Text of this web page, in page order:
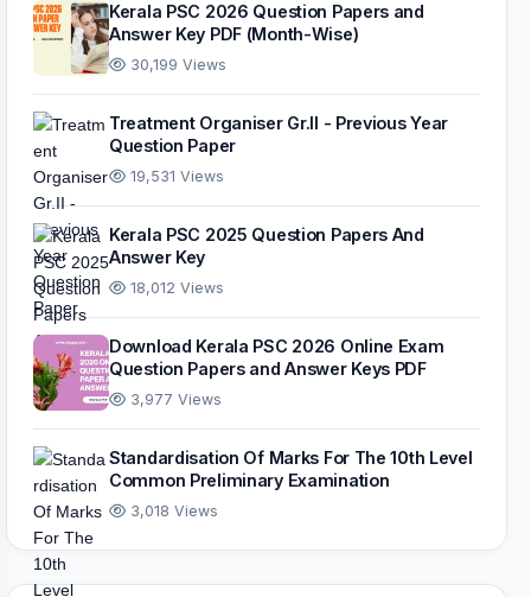
Kerala PSC 2026 Question Papers and
Answer Key PDF (Month-Wise)
30,199 Views
Treatment Organiser Gr.II - Previous Year
Question Paper
19,531 Views
Kerala PSC 2025 Question Papers And
Answer Key
18,012 Views
Download Kerala PSC 2026 Online Exam
Question Papers and Answer Keys PDF
3,977 Views
Standardisation Of Marks For The 10th Level
Common Preliminary Examination
3,018 Views